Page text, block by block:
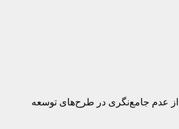
عدم جامع‌نگری در طرح‌های توسعه